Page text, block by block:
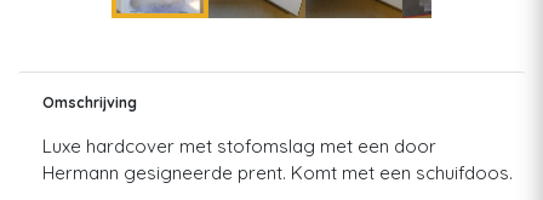
Omschrijving
Luxe hardcover met stofomslag met een door
Hermann gesigneerde prent. Komt met een schuifdoos.